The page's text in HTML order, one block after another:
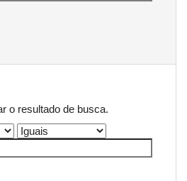
o resultado de busca.